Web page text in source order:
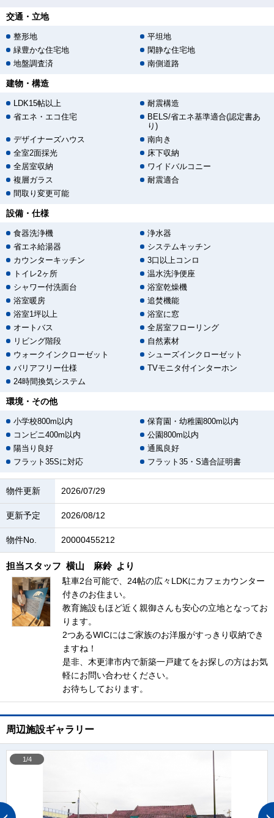
交通・立地
整形地
平坦地
緑豊かな住宅地
閑静な住宅地
地盤調査済
南側道路
建物・構造
LDK15帖以上
耐震構造
省エネ・エコ住宅
BELS/省エネ基準適合(認定書あ
り)
デザイナーズハウス
南向き
全室2面採光
床下収納
全居室収納
ワイドバルコニー
複層ガラス
耐震適合
間取り変更可能
設備・仕様
食器洗浄機
浄水器
省エネ給湯器
システムキッチン
カウンターキッチン
3口以上コンロ
トイレ2ヶ所
温水洗浄便座
シャワー付洗面台
浴室乾燥機
浴室暖房
追焚機能
浴室1坪以上
浴室に窓
オートバス
全居室フローリング
リビング階段
自然素材
ウォークインクローゼット
シューズインクローゼット
バリアフリー仕様
TVモニタ付インターホン
24時間換気システム
環境・その他
小学校800m以内
保育園・幼稚園800m以内
コンビニ400m以内
公園800m以内
陽当り良好
通風良好
フラット35Sに対応
フラット35・S適合証明書
物件更新 2026/07/29
更新予定 2026/08/12
物件No. 20000455212
担当スタッフ 横山 麻鈴 より
駐車2台可能で、24帖の広々LDKにカフェカウンター
付きのお住まい。
教育施設もほど近く親御さんも安心の立地となってお
ります。
2つあるWICにはご家族のお洋服がすっきり収納でき
ますね！
是非、木更津市内で新築一戸建てをお探しの方はお気
軽にお問い合わせください。
お待ちしております。
周辺施設ギャラリー
1/4